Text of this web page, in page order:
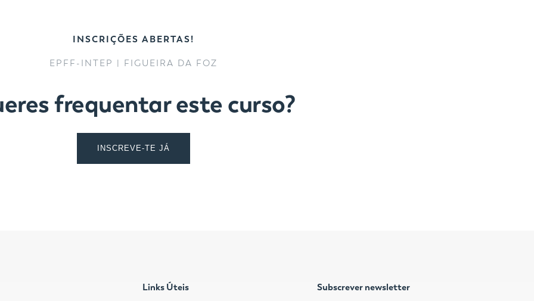
INSCRIÇÕES ABERTAS!
EPFF-INTEP | FIGUEIRA DA FOZ
frequentar este curso?
INSCREVE-TE JÁ
Links Úteis Subscrever newsletter